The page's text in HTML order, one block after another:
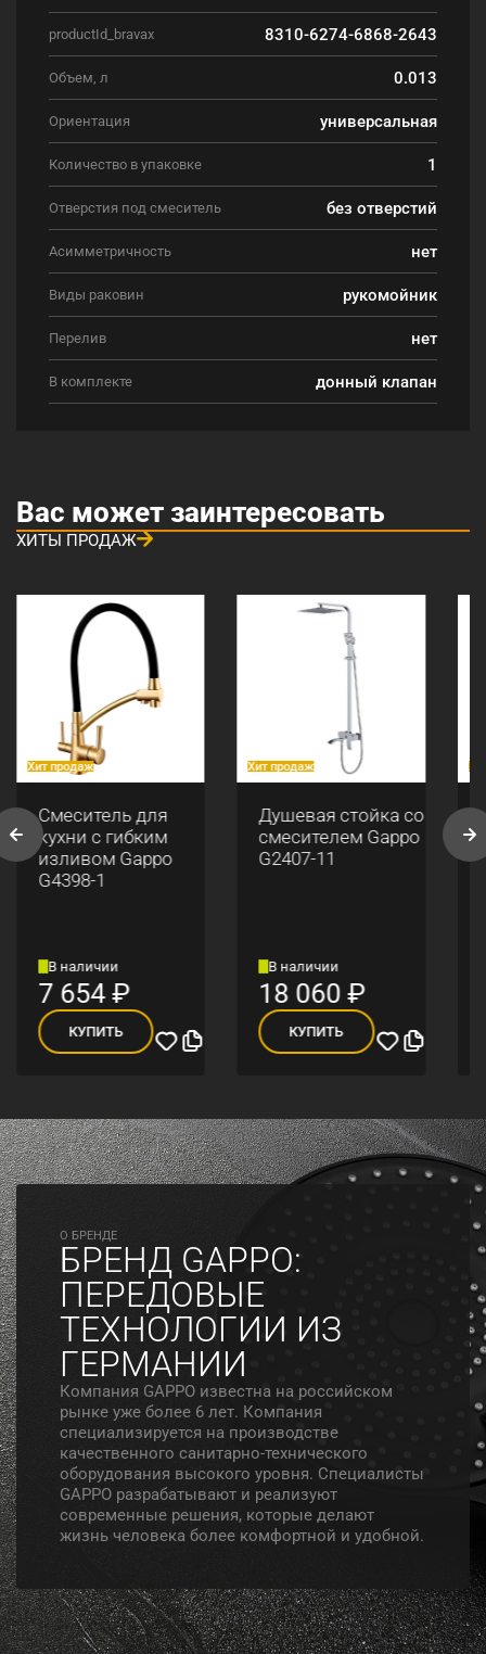
productId_bravax 8310-6274-6868-2643
Объем, л 0.013
Ориентация универсальная
Количество в упаковке 1
Отверстия под смеситель без отверстий
Асимметричность нет
Виды раковин рукомойник
Перелив нет
В комплекте донный клапан
Вас может заинтересовать
ХИТЫ ПРОДАЖ
Хит продаж
Смеситель для
кухни с гибким
изливом Gappo
G4398-1
В наличии
7 654₽
КУПИТЬ
Хит продаж
Душевая стойка со
смесителем Gappo
G2407-11
В наличии
18 060₽
КУПИТЬ
O БРЕНДЕ
БРЕНД GAPPO:
ПЕРЕДОВЫЕ
ТЕХНОЛОГИИ ИЗ
ГЕРМАНИИ
Компания GAPPO известна на российском
рынке уже более 6 лет. Компания
специализируется на производстве
качественного санитарно-технического
оборудования высокого уровня. Специалисты
GAPPO разрабатывают и реализуют
современные решения, которые делают
жизнь человека более комфортной и удобной.